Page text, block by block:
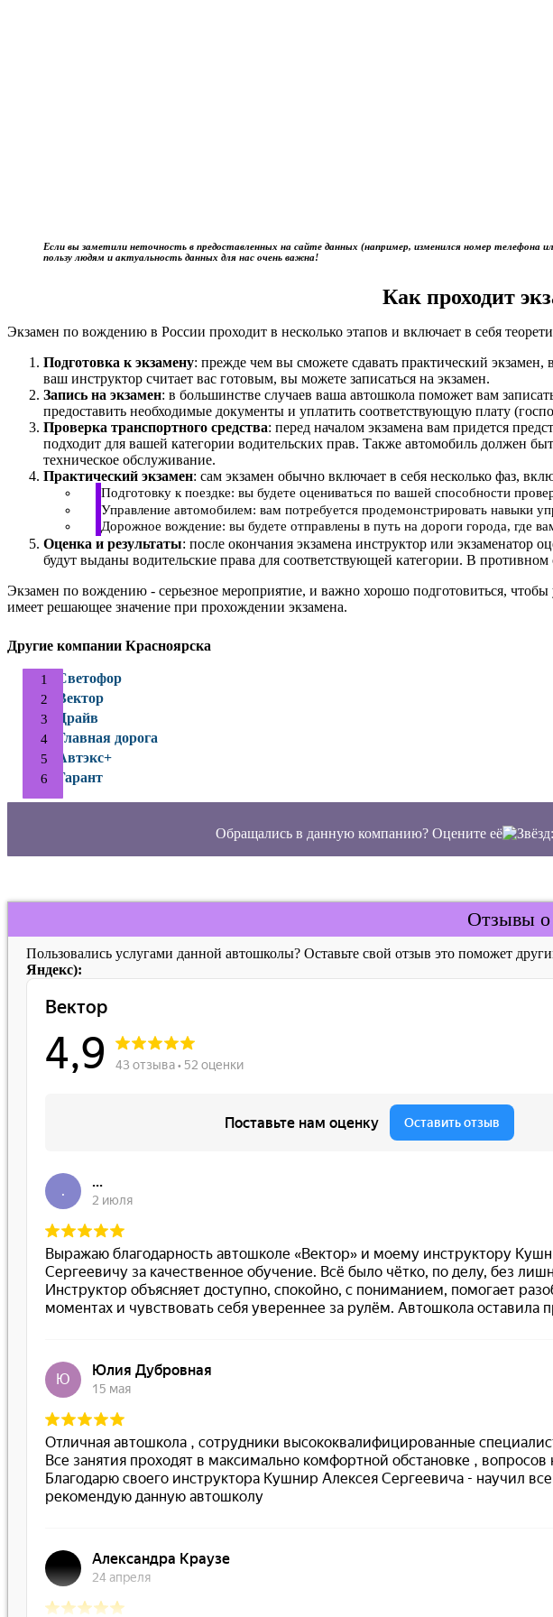
Если вы заметили неточность в предоставленных на сайте данных (например, изменился номер
пользу людям и актуальность данных для нас очень важна!
Как проходит
Экзамен по вождению в России проходит в несколько этапов и включает в себя
Подготовка к экзамену: прежде чем вы сможете сдавать практический
ваш инструктор считает вас готовым, вы можете записаться на экзамен.
Запись на экзамен: в большинстве случаев ваша автошкола поможет вам
предоставить необходимые документы и уплатить соответствующую плату
Проверка транспортного средства: перед началом экзамена вам придется
подходит для вашей категории водительских прав. Также автомобиль должен
техническое обслуживание.
Практический экзамен: сам экзамен обычно включает в себя несколько фаз,
Подготовку к поездке: вы будете оцениваться по вашей способности
Управление автомобилем: вам потребуется продемонстрировать навыки
Дорожное вождение: вы будете отправлены в путь на дороги города, где
Оценка и результаты: после окончания экзамена инструктор или экзаменатор
будут выданы водительские права для соответствующей категории. В
Экзамен по вождению - серьезное мероприятие, и важно хорошо подготовиться,
имеет решающее значение при прохождении экзамена.
Другие компании Красноярска
Светофор
Вектор
Драйв
Главная дорога
Автэкс+
Гарант
Обращались в данную компанию? Оцените её
Отзывы о
Пользовались услугами данной автошколы? Оставьте свой отзыв это поможет
Яндекс):